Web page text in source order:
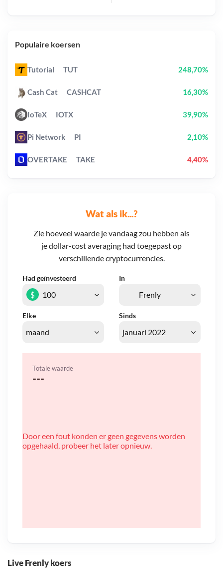
Live Frenly koers
Wat als ik...?
Zie hoeveel waarde je vandaag zou hebben als
je dollar-cost averaging had toegepast op
verschillende cryptocurrencies.
Had geïnvesteerd In
Elke Sinds
$
Totale waarde
---
Door een fout konden er geen gegevens worden
opgehaald, probeer het later opnieuw.
Populaire koersen
Tutorial TUT 248,70%
Cash Cat CASHCAT 16,30%
IoTeX IOTX 39,90%
Pi Network PI 2,10%
OVERTAKE TAKE 4,40%